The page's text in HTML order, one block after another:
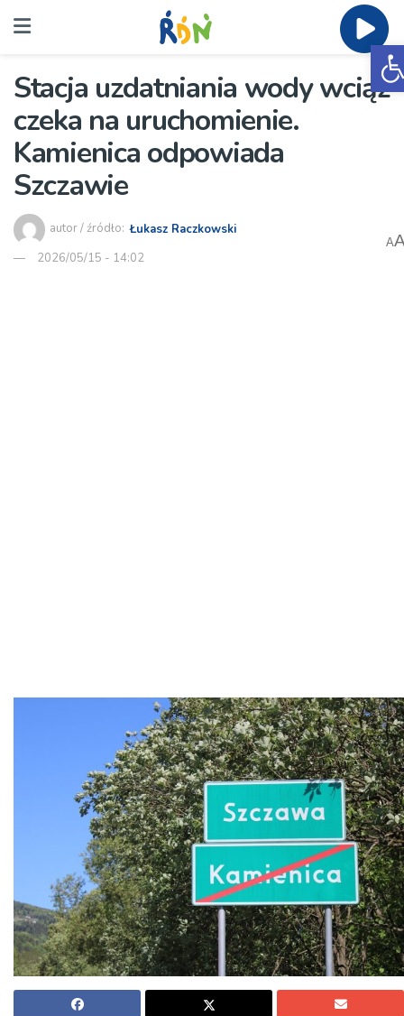
Stacja uzdatniania wody wciąż
czeka na uruchomienie.
Kamienica odpowiada
Szczawie
autor / źródło: Łukasz Raczkowski
2026/05/15 - 14:02
A